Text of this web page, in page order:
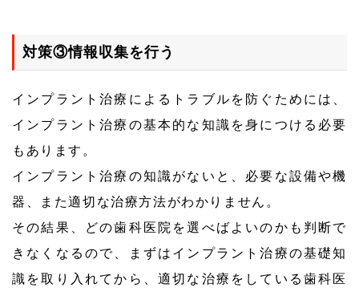
対策③情報収集を行う
インプラント治療によるトラブルを防ぐためには、
インプラント治療の基本的な知識を身につける必要
もあります。
インプラント治療の知識がないと、必要な設備や機
器、また適切な治療方法がわかりません。
その結果、どの歯科医院を選べばよいのかも判断で
きなくなるので、まずはインプラント治療の基礎知
識を取り入れてから、適切な治療をしている歯科医